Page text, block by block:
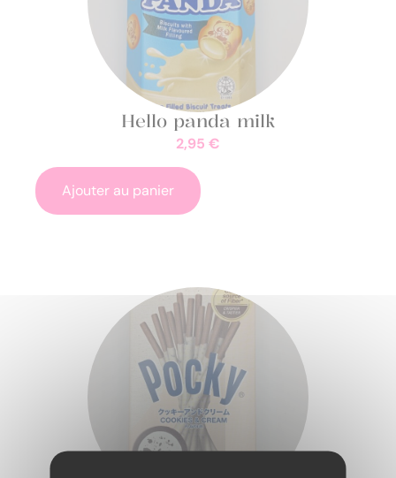
Hello panda milk
2,95 €
Ajouter au panier